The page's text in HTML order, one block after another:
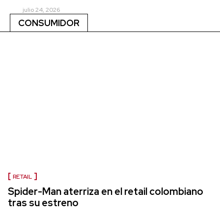
julio 24, 2026
CONSUMIDOR
RETAIL
Spider-Man aterriza en el retail colombiano
tras su estreno